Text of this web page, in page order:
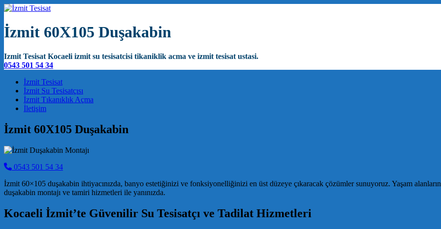
İzmit 60X105 Duşakabin
Izmit Tesisat Kocaeli izmit su tesisatcisi tikaniklik acma ve izmit tesisat ustasi.
0543 501 54 34
Main Navigation
İzmit Tesisat
İzmit Su Tesisatçısı
İzmit Tıkanıklık Açma
İletişim
İzmit 60X105 Duşakabin
0543 501 54 34
İzmit 60×105 duşakabin ihtiyacınızda, banyo estetiğinizi ve fonksiyonelliğinizi en üst düzeye çıkaracak çözümler sunuyoruz. Yaşam
duşakabin montajı ve tamiri hizmetleri ile yanınızda.
Kocaeli İzmit’te Güvenilir Su Tesisatçı ve Tadilat Hizmetleri